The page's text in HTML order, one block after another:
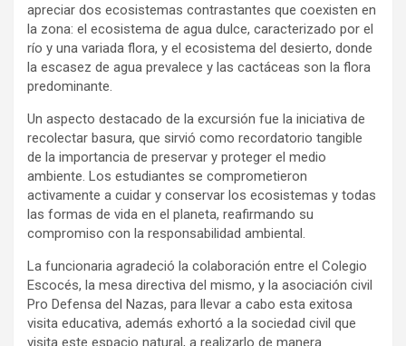
apreciar dos ecosistemas contrastantes que coexisten en
la zona: el ecosistema de agua dulce, caracterizado por el
río y una variada flora, y el ecosistema del desierto, donde
la escasez de agua prevalece y las cactáceas son la flora
predominante.
Un aspecto destacado de la excursión fue la iniciativa de
recolectar basura, que sirvió como recordatorio tangible
de la importancia de preservar y proteger el medio
ambiente. Los estudiantes se comprometieron
activamente a cuidar y conservar los ecosistemas y todas
las formas de vida en el planeta, reafirmando su
compromiso con la responsabilidad ambiental.
La funcionaria agradeció la colaboración entre el Colegio
Escocés, la mesa directiva del mismo, y la asociación civil
Pro Defensa del Nazas, para llevar a cabo esta exitosa
visita educativa, además exhortó a la sociedad civil que
visita este espacio natural, a realizarlo de manera